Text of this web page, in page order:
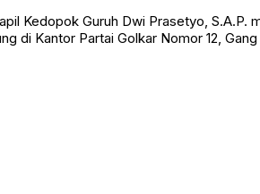
Kedopok Guruh Dwi Prasetyo,
di Kantor Partai Golkar Nomor 12,